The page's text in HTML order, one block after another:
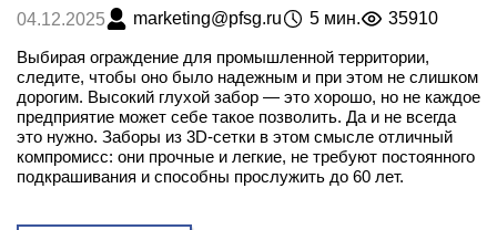
04.12.2025 marketing@pfsg.ru 5 мин. 35910
Выбирая ограждение для промышленной территории,
следите, чтобы оно было надежным и при этом не слишком
дорогим. Высокий глухой забор — это хорошо, но не каждое
предприятие может себе такое позволить. Да и не всегда
это нужно. Заборы из 3D-сетки в этом смысле отличный
компромисс: они прочные и легкие, не требуют постоянного
подкрашивания и способны прослужить до 60 лет.